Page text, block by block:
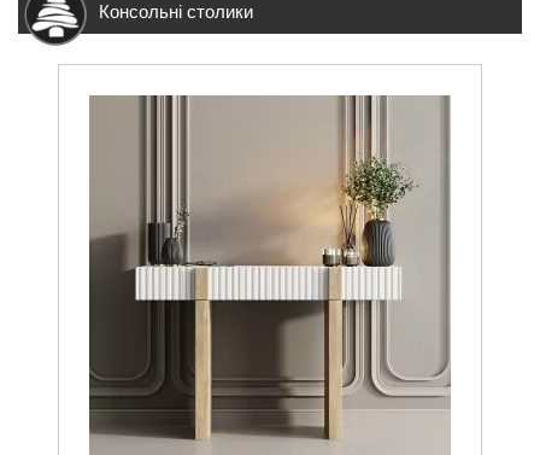
Консольні столики